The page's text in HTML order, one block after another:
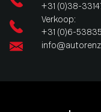
+31 (0)38-
Verkoop:
+31 (0)6-